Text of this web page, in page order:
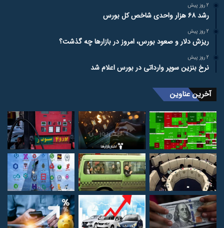
2 روز پیش
رشد ۶۸ هزار واحدی شاخص کل بورس
2 روز پیش
ریزش دلار و صعود بورس، امروز در بازارها چه گذشت؟
2 روز پیش
نرخ بنزین سوپر وارداتی در بورس اعلام شد
آخرین عناوین